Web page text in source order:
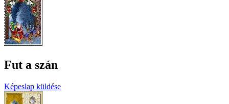
Fut a szán
Képeslap küldése